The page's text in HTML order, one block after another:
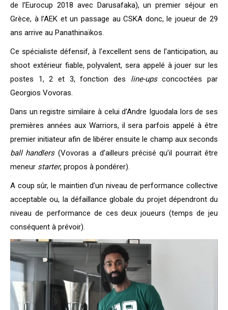
de l’Eurocup 2018 avec Darusafaka), un premier séjour en
Grèce, à l’AEK et un passage au CSKA donc, le joueur de 29
ans arrive au Panathinaïkos.
Ce spécialiste défensif, à l’excellent sens de l’anticipation, au
shoot extérieur fiable, polyvalent, sera appelé à jouer sur les
postes 1, 2 et 3, fonction des line-upsconcoctées par
Georgios Vovoras.
Dans un registre similaire à celui d’Andre Iguodala lors de ses
premières années aux Warriors, il sera parfois appelé à être
premier initiateur afin de libérer ensuite le champ aux seconds
ball handlers (Vovoras a d’ailleurs précisé qu’il pourrait être
meneur starter, propos à pondérer).
A coup sûr, le maintien d’un niveau de performance collective
acceptable ou, la défaillance globale du projet dépendront du
niveau de performance de ces deux joueurs (temps de jeu
conséquent à prévoir).